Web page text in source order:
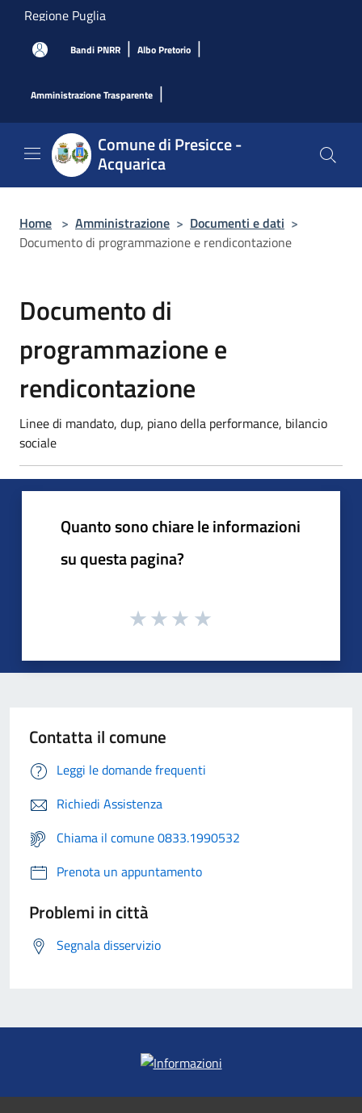
Salta al contenuto principale
Regione Puglia
Bandi PNRR | Albo Pretorio |
Amministrazione Trasparente |
Comune di Presicce -
Acquarica
Home > Amministrazione > Documenti e dati >
Documento di programmazione e rendicontazione
Documento di
programmazione e
rendicontazione
Linee di mandato, dup, piano della performance, bilancio
sociale
Quanto sono chiare le informazioni
su questa pagina?
Contatta il comune
Leggi le domande frequenti
Richiedi Assistenza
Chiama il comune 0833.1990532
Prenota un appuntamento
Problemi in città
Segnala disservizio